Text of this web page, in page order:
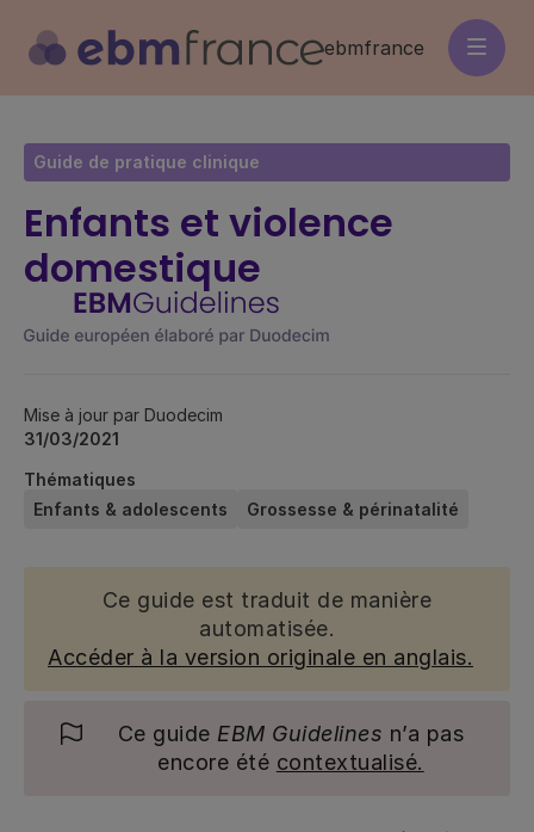
contenu
principal
ebmfrance
Guide de pratique clinique
Enfants et violence
domestique
Mise à jour par Duodecim
31/03/2021
Thématiques
Enfants & adolescents
Grossesse & périnatalité
Ce guide est traduit de manière
automatisée.
Accéder à la version originale en anglais.
Ce guide EBM Guidelines n’a pas
encore été contextualisé.